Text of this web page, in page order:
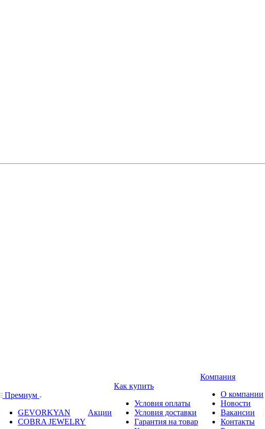
Премиум
GEVORKYAN
COBRA JEWELRY
Акции
Как купить
Условия оплаты
Условия доставки
Гарантия на товар
Компания
О компании
Новости
Вакансии
Контакты